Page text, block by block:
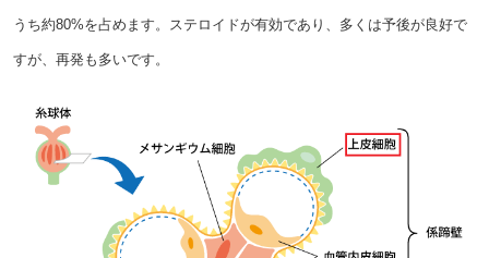
うち約80%を占めます。ステロイドが有効であり、多くは予後が良好で
すが、再発も多いです。